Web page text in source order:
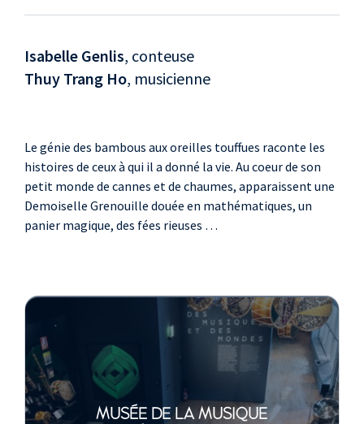
Isabelle Genlis, conteuse
Thuy Trang Ho, musicienne
Le génie des bambous aux oreilles touffues raconte les
histoires de ceux à qui il a donné la vie. Au coeur de son
petit monde de cannes et de chaumes, apparaissent une
Demoiselle Grenouille douée en mathématiques, un
panier magique, des fées rieuses …
MUSÉE DE LA MUSIQUE